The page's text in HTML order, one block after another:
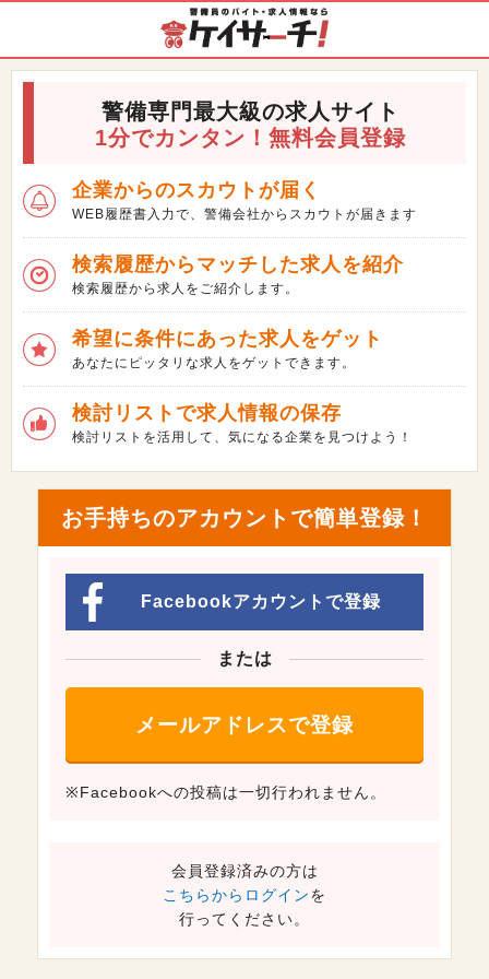
警備専門最大級の求人サイト
1分でカンタン！無料会員登録
企業からのスカウトが届く
WEB履歴書入力で、警備会社からスカウトが届きます
検索履歴からマッチした求人を紹介
検索履歴から求人をご紹介します。
希望に条件にあった求人をゲット
あなたにピッタリな求人をゲットできます。
検討リストで求人情報の保存
検討リストを活用して、気になる企業を見つけよう！
お手持ちのアカウントで簡単登録！
Facebookアカウントで登録
または
メールアドレスで登録
※Facebookへの投稿は一切行われません。
会員登録済みの方は
こちらからログインを
行ってください。